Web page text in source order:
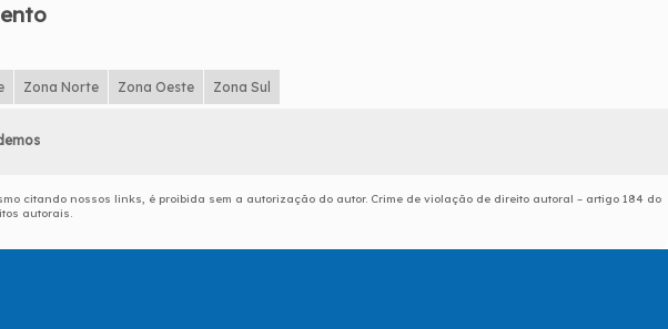
Zona Norte Zona Oeste Zona Sul
citando nossos links, é proibida sem a autorização do autor. Crime de violação de direito autoral – artigo 184 do
autorais.